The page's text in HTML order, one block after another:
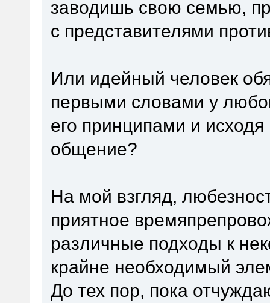
заводишь свою семью,
с представителями
Или идейный человек
первыми словами у
его принципами и исходя
общение?
На мой взгляд,
приятное
различные подходы к
крайне необходимый
До тех пор, пока